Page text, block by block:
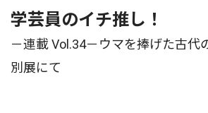
学芸員のイチ推し！
－連載 Vol.34－ウマを捧げた古
別展にて